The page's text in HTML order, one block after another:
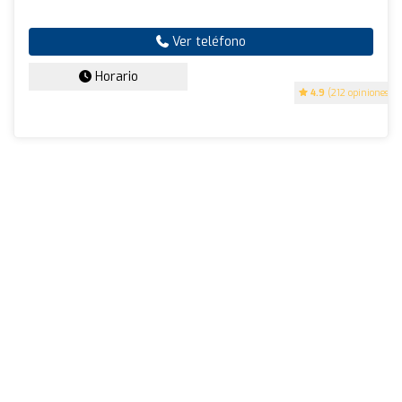
4.9 (212 opiniones)
Ver teléfono
Horario